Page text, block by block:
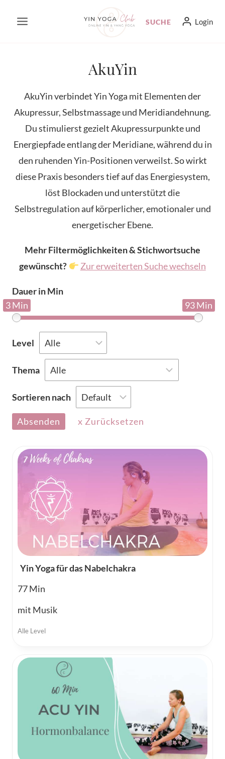
Inhalt
SUCHE Login
AkuYin
AkuYin verbindet Yin Yoga mit Elementen der
Akupressur, Selbstmassage und Meridiandehnung.
Du stimulierst gezielt Akupressurpunkte und
Energiepfade entlang der Meridiane, während du in
den ruhenden Yin-Positionen verweilst. So wirkt
diese Praxis besonders tief auf das Energiesystem,
löst Blockaden und unterstützt die
Selbstregulation auf körperlicher, emotionaler und
energetischer Ebene.
Mehr Filtermöglichkeiten & Stichwortsuche
gewünscht?
Zur erweiterten Suche wechseln
Dauer in Min
3 Min
93 Min
Level
Thema
Sortieren nach
Absenden x Zurücksetzen
Yin Yoga für das Nabelchakra
77
mit Musik
Alle Level